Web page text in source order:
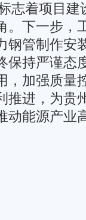
志着项目建
。下一步，
钢管制作安
保持严谨态
，加强质量
推进，为贵
动能源产业